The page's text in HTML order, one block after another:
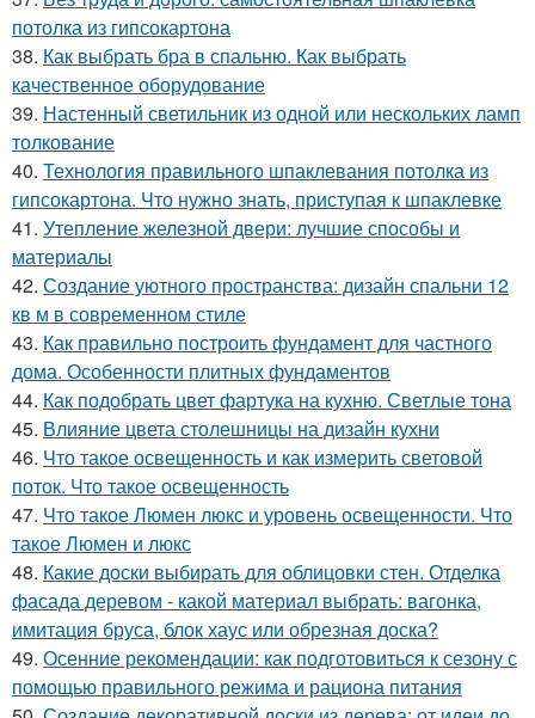
потолка из гипсокартона
38. Как выбрать бра в спальню. Как выбрать
качественное оборудование
39. Настенный светильник из одной или нескольких ламп
толкование
40. Технология правильного шпаклевания потолка из
гипсокартона. Что нужно знать, приступая к шпаклевке
41. Утепление железной двери: лучшие способы и
материалы
42. Создание уютного пространства: дизайн спальни 12
кв м в современном стиле
43. Как правильно построить фундамент для частного
дома. Особенности плитных фундаментов
44. Как подобрать цвет фартука на кухню. Светлые тона
45. Влияние цвета столешницы на дизайн кухни
46. Что такое освещенность и как измерить световой
поток. Что такое освещенность
47. Что такое Люмен люкс и уровень освещенности. Что
такое Люмен и люкс
48. Какие доски выбирать для облицовки стен. Отделка
фасада деревом - какой материал выбрать: вагонка,
имитация бруса, блок хаус или обрезная доска?
49. Осенние рекомендации: как подготовиться к сезону с
помощью правильного режима и рациона питания